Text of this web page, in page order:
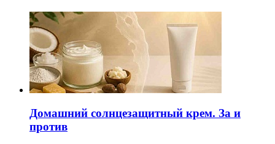
Домашний солнцезащитный крем. За и
против